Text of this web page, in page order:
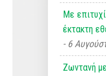
Με
έκτακτη
6
Ζωντανή